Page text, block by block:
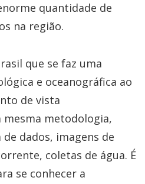
quantidade de
na região.
que se faz uma
e oceanográfica ao
de vista
metodologia,
dados, imagens de
coletas de água. É
se conhecer a